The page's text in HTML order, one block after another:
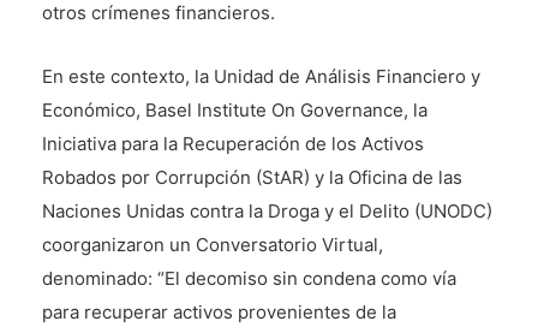
otros crímenes financieros.
En este contexto, la Unidad de Análisis Financiero y
Económico, Basel Institute On Governance, la
Iniciativa para la Recuperación de los Activos
Robados por Corrupción (StAR) y la Oficina de las
Naciones Unidas contra la Droga y el Delito (UNODC)
coorganizaron un Conversatorio Virtual,
denominado: “El decomiso sin condena como vía
para recuperar activos provenientes de la